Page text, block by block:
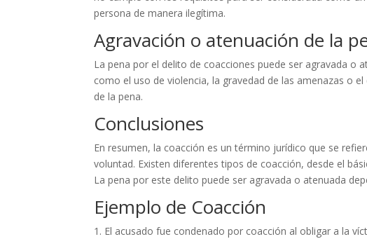
persona de manera ilegítima.
Agravación o atenuación de la
La pena por el delito de coacciones puede ser agravada o
como el uso de violencia, la gravedad de las amenazas o
de la pena.
Conclusiones
En resumen, la coacción es un término jurídico que se
voluntad. Existen diferentes tipos de coacción, desde el
La pena por este delito puede ser agravada o atenuada
Ejemplo de Coacción
1. El acusado fue condenado por coacción al obligar a la